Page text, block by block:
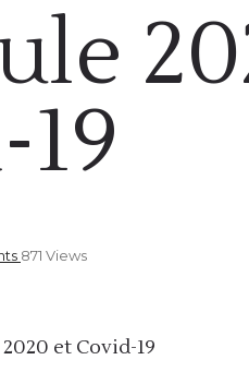
871 Views
et Covid-19